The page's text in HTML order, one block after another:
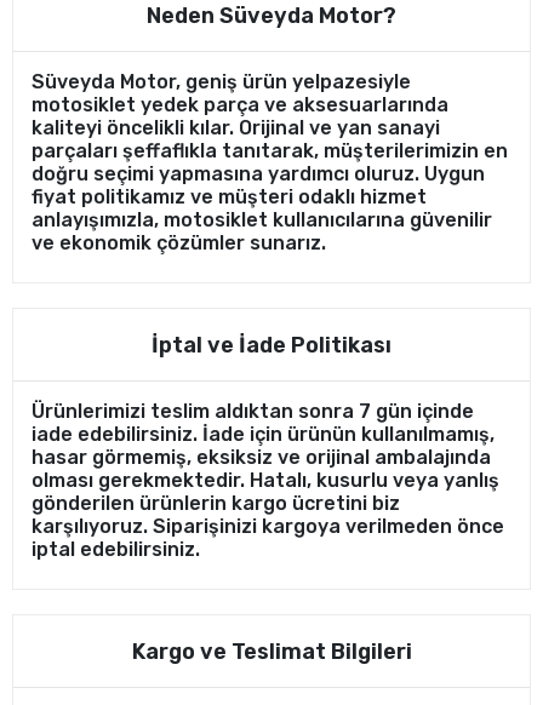
Neden Süveyda Motor?
Süveyda Motor, geniş ürün yelpazesiyle
motosiklet yedek parça ve aksesuarlarında
kaliteyi öncelikli kılar. Orijinal ve yan sanayi
parçaları şeffaflıkla tanıtarak, müşterilerimizin en
doğru seçimi yapmasına yardımcı oluruz. Uygun
fiyat politikamız ve müşteri odaklı hizmet
anlayışımızla, motosiklet kullanıcılarına güvenilir
ve ekonomik çözümler sunarız.
İptal ve İade Politikası
Ürünlerimizi teslim aldıktan sonra 7 gün içinde
iade edebilirsiniz. İade için ürünün kullanılmamış,
hasar görmemiş, eksiksiz ve orijinal ambalajında
olması gerekmektedir. Hatalı, kusurlu veya yanlış
gönderilen ürünlerin kargo ücretini biz
karşılıyoruz. Siparişinizi kargoya verilmeden önce
iptal edebilirsiniz.
Kargo ve Teslimat Bilgileri